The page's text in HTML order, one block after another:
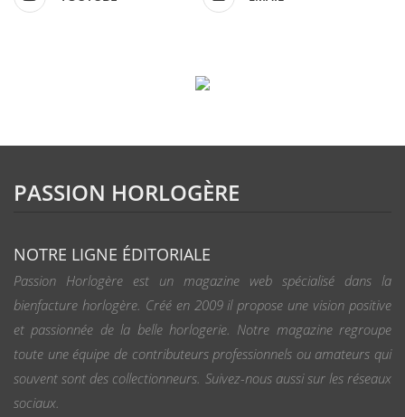
PASSION HORLOGÈRE
NOTRE LIGNE ÉDITORIALE
Passion Horlogère est un magazine web spécialisé dans la
bienfacture horlogère. Créé en 2009 il propose une vision positive
et passionnée de la belle horlogerie. Notre magazine regroupe
toute une équipe de contributeurs professionnels ou amateurs qui
souvent sont des collectionneurs. Suivez-nous aussi sur les réseaux
sociaux.